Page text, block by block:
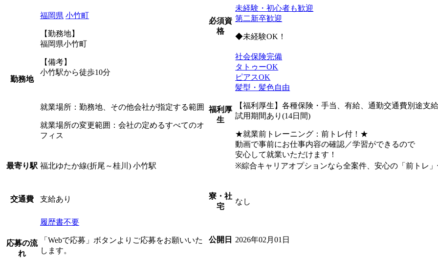
勤務地
福岡県 小竹町
【勤務地】
福岡県小竹町
【備考】
小竹駅から徒歩10分
就業場所：勤務地、その他会社が指定する範囲
就業場所の変更範囲：会社の定めるすべてのオ
フィス
最寄り駅 福北ゆたか線(折尾～桂川) 小竹駅
交通費 支給あり
応募の流
れ
履歴書不要
「Webで応募」ボタンよりご応募をお願いいた
します。
必須資
格
未経験・初心者も歓迎
第二新卒歓迎
◆未経験OK！
福利厚
生
社会保険完備
タトゥーOK
ピアスOK
髪型・髪色自由
【福利厚生】各種保険・手当、有給、通勤交通費別途
試用期間あり(14日間)
★就業前トレーニング：前トレ付！★
動画で事前にお仕事内容の確認／学習ができるので
安心して就業いただけます！
※綜合キャリアオプションなら全案件、安心の「前トレ
寮・社
宅
なし
公開日 2026年02月01日